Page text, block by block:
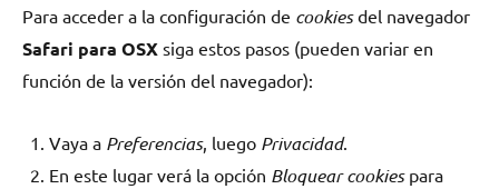
Para acceder a la configuración de cookiesdel navegador
Safari para OSX siga estos pasos (pueden variar en
función de la versión del navegador):
Vaya a Preferencias, luego Privacidad.
En este lugar verá la opción Bloquear cookiespara